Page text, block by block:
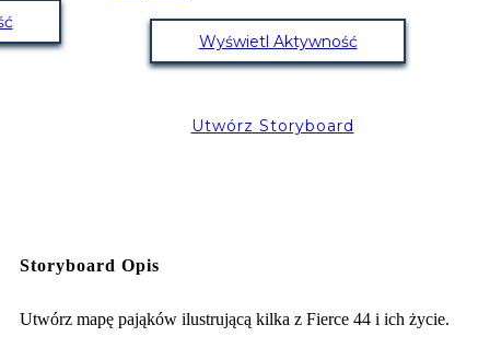
Wyświetl Aktywność
Utwórz Storyboard
Storyboard Opis
Utwórz mapę pająków ilustrującą kilka z Fierce 44 i ich życie.